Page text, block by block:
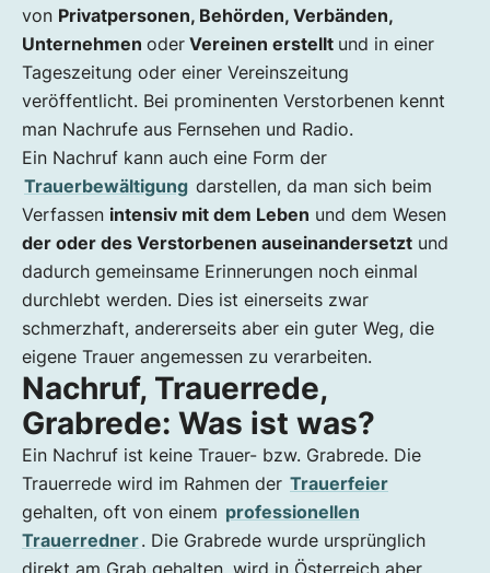
Nachruf für Familienangehörige verfassen
Nachruf für Arbeits- oder Vereinskolleg:innen
Beispiel für einen kurzen Nachruf für einen
Mitarbeiter
Nachruf für prominente Persönlichkeiten
Trauerrede
Wer kann eine Trauerrede halten?
Hilfestellung zum Verfassen einer Trauerrede
No go's für die Trauerrede
von Privatpersonen, Behörden, Verbänden,
Unternehmen oder Vereinen erstellt und in einer
Tageszeitung oder einer Vereinszeitung
veröffentlicht. Bei prominenten Verstorbenen kennt
man Nachrufe aus Fernsehen und Radio.
Ein Nachruf kann auch eine Form der
Trauerbewältigung darstellen, da man sich beim
Verfassen intensiv mit dem Leben und dem Wesen
der oder des Verstorbenen auseinandersetzt und
dadurch gemeinsame Erinnerungen noch einmal
durchlebt werden. Dies ist einerseits zwar
schmerzhaft, andererseits aber ein guter Weg, die
eigene Trauer angemessen zu verarbeiten.
Nachruf, Trauerrede,
Grabrede: Was ist was?
Ein Nachruf ist keine Trauer- bzw. Grabrede. Die
Trauerrede wird im Rahmen der Trauerfeier
gehalten, oft von einem professionellen
Trauerredner. Die Grabrede wurde ursprünglich